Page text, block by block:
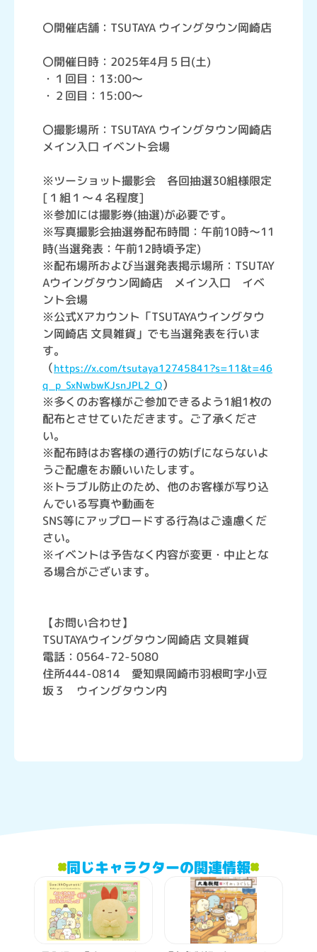
〇開催店舗：TSUTAYA ウイングタウン岡崎店
〇開催日時：2025年4月５日(土)
・１回目：13:00～
・２回目：15:00～
〇撮影場所：TSUTAYA ウイングタウン岡崎店
メイン入口 イベント会場
※ツーショット撮影会 各回抽選30組様限定
[１組１～４名程度]
※参加には撮影券(抽選)が必要です。
※写真撮影会抽選券配布時間：午前10時～11
時(当選発表：午前12時頃予定)
※配布場所および当選発表掲示場所：TSUTAY
Aウイングタウン岡崎店 メイン入口 イベ
ント会場
※公式Xアカウント「TSUTAYAウイングタウ
ン岡崎店 文具雑貨」でも当選発表を行いま
す。
（https://x.com/tsutaya12745841?s=11&t=46
q_p_SxNwbwKJsnJPL2_Q）
※多くのお客様がご参加できるよう1組1枚の
配布とさせていただきます。ご了承くださ
い。
※配布時はお客様の通行の妨げにならないよ
うご配慮をお願いいたします。
※トラブル防止のため、他のお客様が写り込
んでいる写真や動画を
SNS等にアップロードする行為はご遠慮くだ
さい。
※イベントは予告なく内容が変更・中止とな
る場合がございます。
【お問い合わせ】
TSUTAYAウイングタウン岡崎店 文具雑貨
電話：0564-72-5080
住所444-0814 愛知県岡崎市羽根町字小豆
坂３ ウイングタウン内
同じキャラクターの関連情報